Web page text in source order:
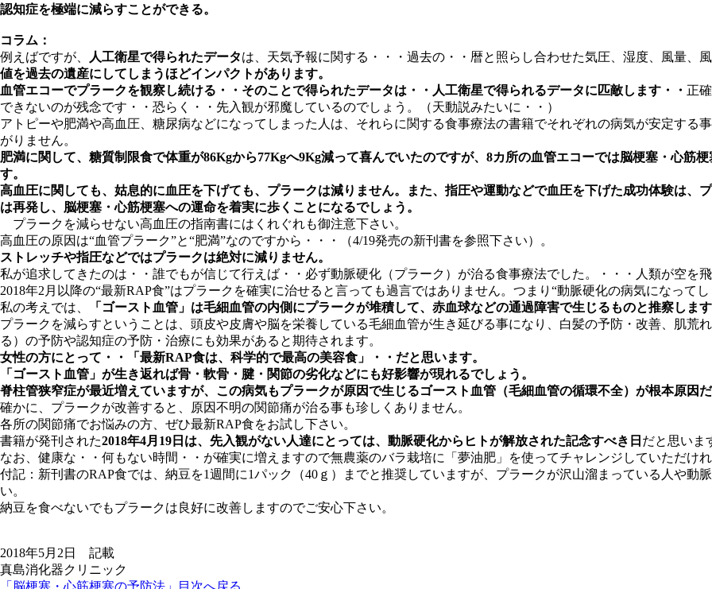
認知症を極端に減らすことができる。
コラム：
例えばですが、
人工衛星で得られたデータは、天気予報に関する・・・過去の・・暦と照らし合わせた気圧、湿度、風量、
値を過去の遺産にしてしまうほどインパクトがあります。
血管エコーでプラークを観察し続ける・・そのことで得られたデータは・・人工衛星で得られるデータに匹敵します・・ 正
できないのが残念です・・恐らく・・先入観が邪魔しているのでしょう。（天動説みたいに・・）
アトピーや肥満や高血圧、糖尿病などになってしまった人は、それらに関する食事療法の書籍でそれぞれの病気が安定する
がりません。
肥満に関して、糖質制限食で体重が86Kgから77Kgへ9Kg減って喜んでいたのですが、8カ所の血管エコーでは脳梗塞・心
す。
高血圧に関しても、姑息的に血圧を下げても、プラークは減りません。また、指圧や運動などで血圧を下げた成功体験は、
は再発し、脳梗塞・心筋梗塞への運命を着実に歩くことになるでしょう。
プラークを減らせない高血圧の指南書にはくれぐれも御注意下さい。
高血圧の原因は“血管プラーク”と“肥満”なのですから・・・（4/19発売の新刊書を参照下さい）。
ストレッチや指圧などではプラークは絶対に減りません。
私が追求してきたのは・・誰でもが信じて行えば・・必ず動脈硬化（プラーク）が治る食事療法でした。・・・人類が空を
2018年2月以降の“最新RAP食”はプラークを確実に治せると言っても過言ではありません。つまり“動脈硬化の病気になって
私の考えでは、
「ゴースト血管」は毛細血管の内側にプラークが堆積して、赤血球などの通過障害で生じるものと推察しま
プラークを減らすということは、頭皮や皮膚や脳を栄養している毛細血管が生き延びる事になり、白髪の予防・改善、肌荒
る）の予防や認知症の予防・治療にも効果があると期待されます。
女性の方にとって・・「最新RAP食は、科学的で最高の美容食」・・だと思います。
「ゴースト血管」が生き返れば骨・軟骨・腱・関節の劣化などにも好影響が現れるでしょう。
脊柱管狭窄症が最近増えていますが、この病気もプラークが原因で生じるゴースト血管（毛細血管の循環不全）が根本原因
確かに、プラークが改善すると、原因不明の関節痛が治る事も珍しくありません。
各所の関節痛でお悩みの方、ぜひ最新RAP食をお試し下さい。
書籍が発刊された2018年4月19日は、先入観がない人達にとっては、動脈硬化からヒトが解放された記念すべき日 だと思いま
なお、健康な・・何もない時間・・が確実に増えますので無農薬のバラ栽培に「夢油肥」を使ってチャレンジしていただけ
付記：新刊書のRAP食では、納豆を1週間に1パック（40ｇ）までと推奨していますが、プラークが沢山溜まっている人や動
い。
納豆を食べないでもプラークは良好に改善しますのでご安心下さい。
2018年5月2日 記載
真島消化器クリニック
「脳梗塞・心筋梗塞の予防法」目次へ戻る